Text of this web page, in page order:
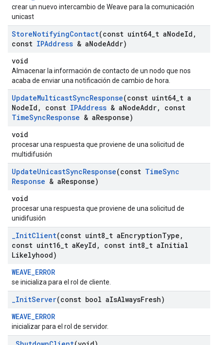
crear un nuevo intercambio de Weave para la comunicación
unicast
StoreNotifyingContact(const uint64 t aNodeId ,
const IPAddress & aNodeAddr)
void
Almacenar la información de contacto de un nodo que nos
acaba de enviar una notificación de cambio de hora.
UpdateMulticastSyncResponse(const uint64 t a
NodeId , const IPAddress & aNodeAddr,
const
TimeSyncResponse & aResponse)
void
procesar una respuesta que proviene de una solicitud de
multidifusión
UpdateUnicastSyncResponse(const TimeSync
Response & aResponse)
void
procesar una respuesta que proviene de una solicitud de
unidifusión
_InitClient(const uint8 t aEncryptionType ,
const uint16 t aKeyId , const int8 t aInitial
Likelyhood)
WEAVE_ERROR
se inicializa para el rol de cliente.
_InitServer(const bool aIsAlwaysFresh)
WEAVE_ERROR
inicializar para el rol de servidor.